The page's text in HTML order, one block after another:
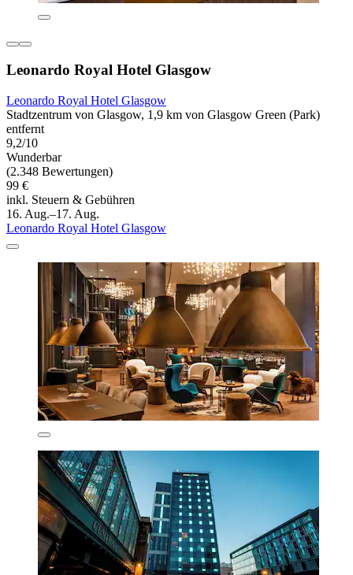
Leonardo Royal Hotel Glasgow
Leonardo Royal Hotel Glasgow
Stadtzentrum von Glasgow, 1,9 km von Glasgow Green (Park)
entfernt
9,2/10
Wunderbar
(2.348 Bewertungen)
99 €
inkl. Steuern & Gebühren
16. Aug.–17. Aug.
Leonardo Royal Hotel Glasgow